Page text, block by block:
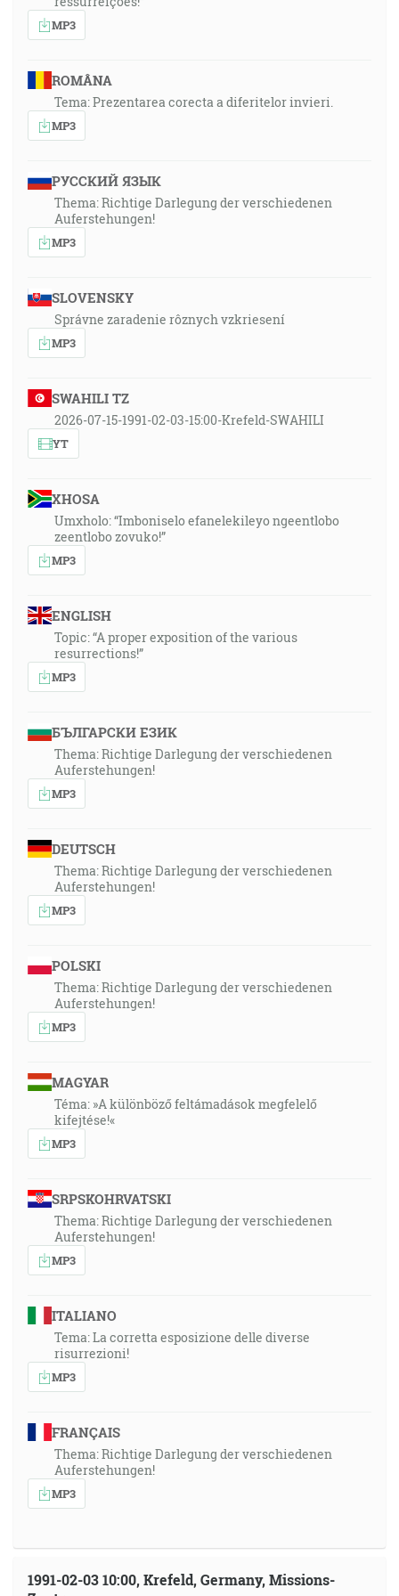
MP3
ROMÂNA
Tema: Prezentarea corecta a diferitelor invieri.
MP3
РУССКИЙ ЯЗЫК
Thema: Richtige Darlegung der verschiedenen
Auferstehungen!
MP3
SLOVENSKY
Správne zaradenie rôznych vzkriesení
MP3
SWAHILI TZ
2026-07-15-1991-02-03-15:00-Krefeld-SWAHILI
YT
XHOSA
Umxholo: “Imboniselo efanelekileyo ngeentlobo
zeentlobo zovuko!”
MP3
ENGLISH
Topic: “A proper exposition of the various
resurrections!”
MP3
БЪЛГАРСКИ ЕЗИК
Thema: Richtige Darlegung der verschiedenen
Auferstehungen!
MP3
DEUTSCH
Thema: Richtige Darlegung der verschiedenen
Auferstehungen!
MP3
POLSKI
Thema: Richtige Darlegung der verschiedenen
Auferstehungen!
MP3
MAGYAR
Téma: »A különböző feltámadások megfelelő
kifejtése!«
MP3
SRPSKOHRVATSKI
Thema: Richtige Darlegung der verschiedenen
Auferstehungen!
MP3
ITALIANO
Tema: La corretta esposizione delle diverse
risurrezioni!
MP3
FRANÇAIS
Thema: Richtige Darlegung der verschiedenen
Auferstehungen!
MP3
1991-02-03 10:00, Krefeld, Germany, Missions-